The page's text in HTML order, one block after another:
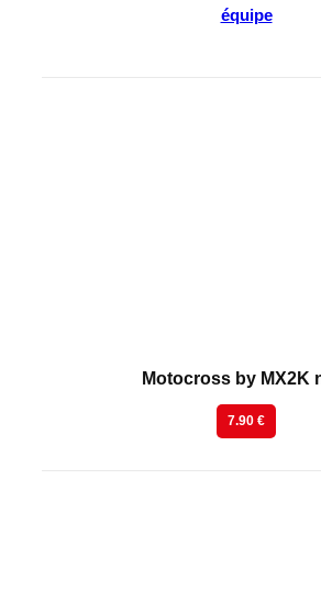
équipe
Motocross by MX2K
7.90 €